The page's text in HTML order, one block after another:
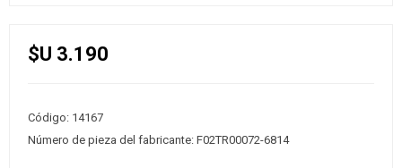
$U 3.190
Código: 14167
Número de pieza del fabricante: F02TR00072-6814